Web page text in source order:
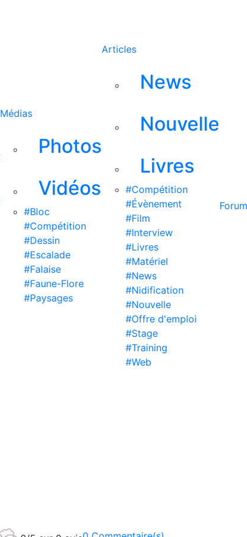
Médias
Photos
Vidéos
#Bloc
#Compétition
#Dessin
#Escalade
#Falaise
#Faune-Flore
#Paysages
Articles
News
Nouvelle
Livres
#Compétition
#Évènement
#Film
#Interview
#Livres
#Matériel
#News
#Nidification
#Nouvelle
#Offre d'emploi
#Stage
#Training
#Web
Forum